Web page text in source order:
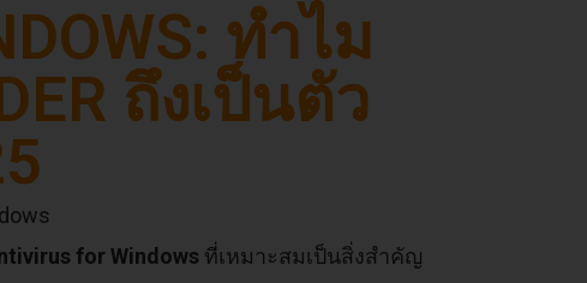
ทำไม
ถึงเป็นตัว
for Windows ที่เหมาะสมเป็นสิ่งสำคัญ